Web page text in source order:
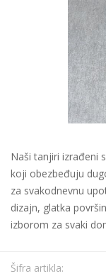
Naši tanjiri izrađeni
koji obezbeđuju
za svakodnevnu
dizajn, glatka
izborom za svaki
Šifra artikla: